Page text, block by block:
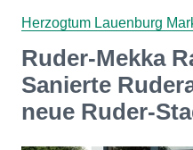
Herzogtum Lauenburg
Ruder-Mekka
Sanierte
neue Ruder-